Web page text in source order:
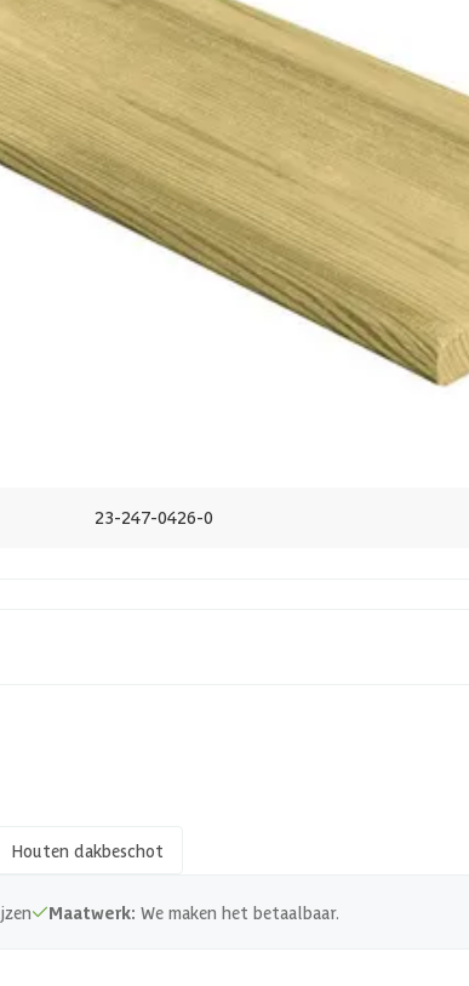
Azalp
400 cm
Hogedruk geïmpregneerd
Grenenhout
23-247-0426-0
15 x 140 mm
Zachthout
Houten dakbeschot
Maatwerk: We maken het betaalbaar.